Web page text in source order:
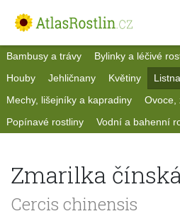
Bambusy a trávy Bylinky a léčivé
Houby
Jehličnany Květiny
Mechy, lišejníky a kapradiny
Ovoce,
Popínavé rostliny
Vodní a bahenní
Zmarilka
Cercis chinensis